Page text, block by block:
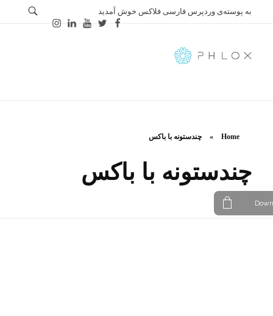
به پوسته‌ی وردپرس فارسی فلاکس خوش آمدید
Home
» چندستونه با باکس
چندستونه با باکس